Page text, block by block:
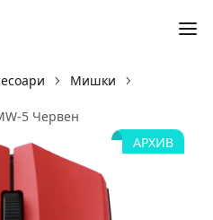
Мишки
5 Червен
АРХИВ